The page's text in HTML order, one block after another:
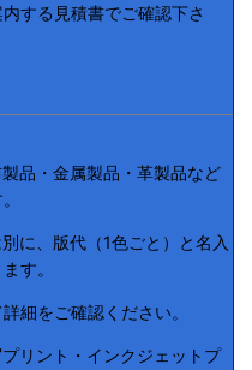
する見積書でご確認下さ
品・金属製品・革製品など
に、版代（1色ごと）と名入
す。
細をご確認ください。
リント・インクジェットプ